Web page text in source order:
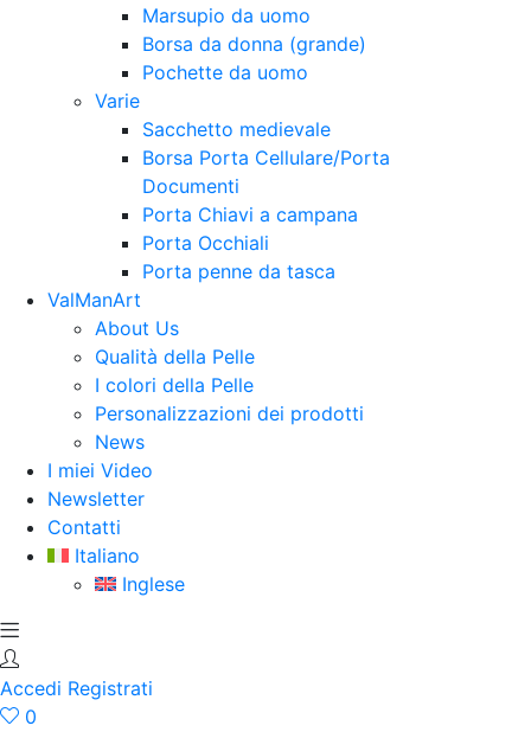
Marsupio da uomo
Borsa da donna (grande)
Pochette da uomo
Varie
Sacchetto medievale
Borsa Porta Cellulare/Porta
Documenti
Porta Chiavi a campana
Porta Occhiali
Porta penne da tasca
ValManArt
About Us
Qualità della Pelle
I colori della Pelle
Personalizzazioni dei prodotti
News
I miei Video
Newsletter
Contatti
Italiano
Inglese
Accedi Registrati
0